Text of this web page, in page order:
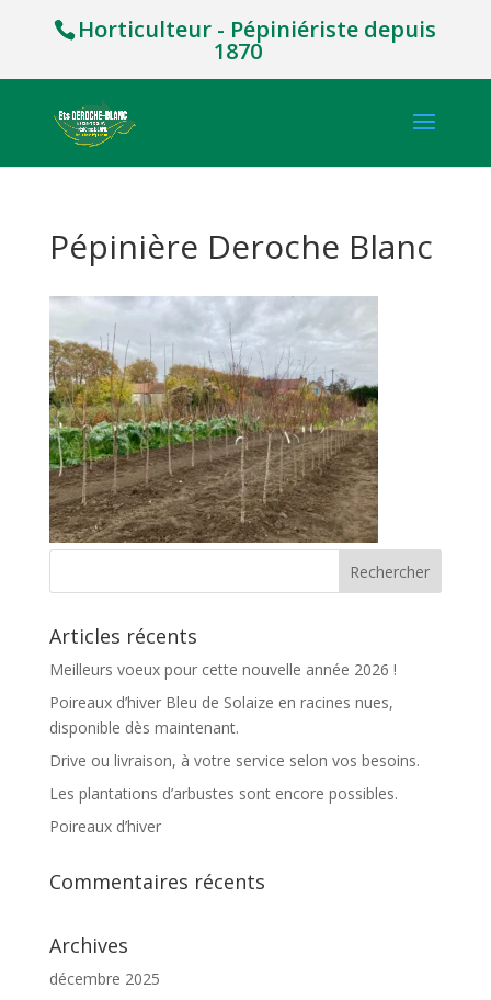
Horticulteur - Pépiniériste depuis
1870
Pépinière Deroche Blanc
Articles récents
Meilleurs voeux pour cette nouvelle année 2026 !
Poireaux d’hiver Bleu de Solaize en racines nues,
disponible dès maintenant.
Drive ou livraison, à votre service selon vos besoins.
Les plantations d’arbustes sont encore possibles.
Poireaux d’hiver
Commentaires récents
Archives
décembre 2025